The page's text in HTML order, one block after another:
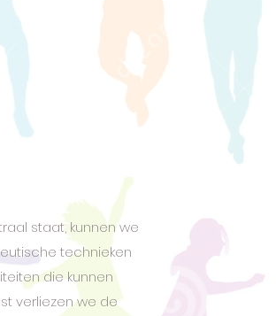
staat, kunnen we
technieken
die kunnen
verliezen we de